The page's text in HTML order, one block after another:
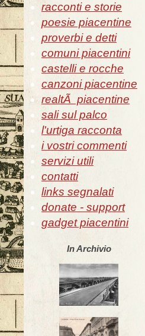
racconti e storie
poesie piacentine
proverbi e detti
comuni piacentini
castelli e rocche
canzoni piacentine
realtÃ piacentine
sali sul palco
l'urtiga racconta
i vostri commenti
servizi utili
contatti
links segnalati
donate - support
gadget piacentini
In Archivio